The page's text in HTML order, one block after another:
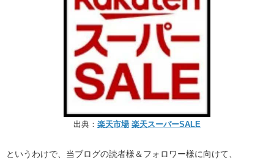
出典： 楽天市場 楽天スーパーSALE
というわけで、当ブログの読者様＆フォロワー様に向けて、